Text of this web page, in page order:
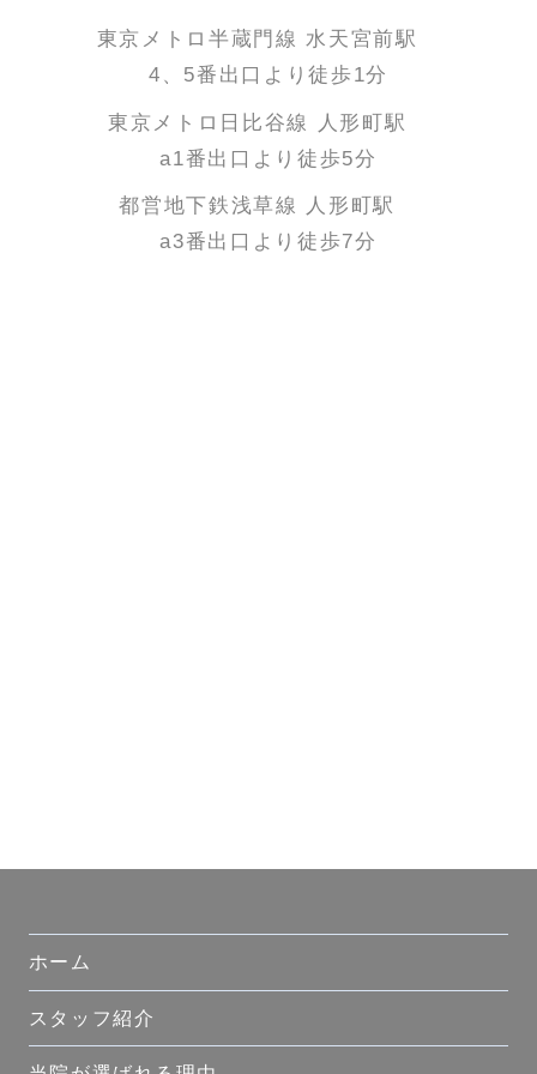
東京メトロ半蔵門線 水天宮前駅
4、5番出口より徒歩1分
東京メトロ日比谷線 人形町駅
a1番出口より徒歩5分
都営地下鉄浅草線 人形町駅
a3番出口より徒歩7分
ホーム
スタッフ紹介